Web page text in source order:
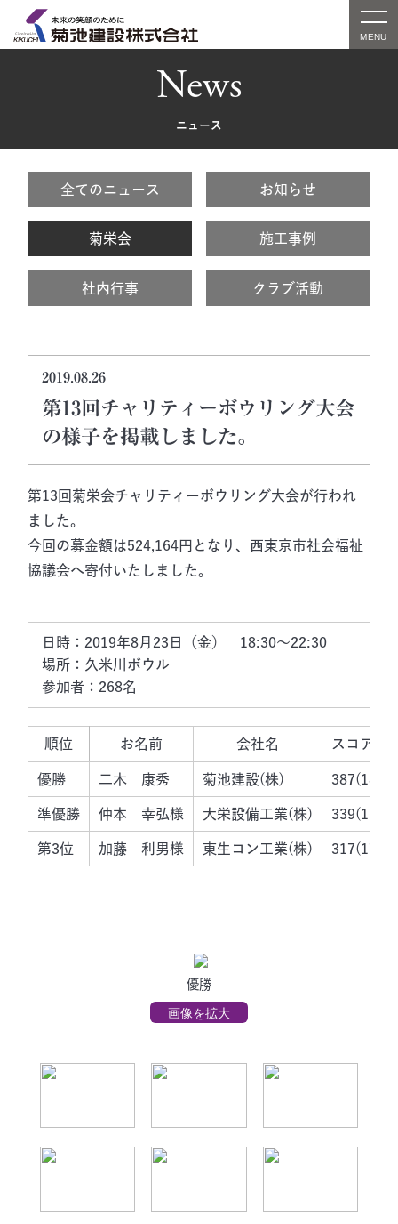
News
ニュース
全てのニュース お知らせ
菊栄会 施工事例
社内行事 クラブ活動
2019.08.26
第13回チャリティーボウリング大会
の様子を掲載しました。
第13回菊栄会チャリティーボウリング大会が行われ
ました。
今回の募金額は524,164円となり、西東京市社会福祉
協議会へ寄付いたしました。
日時：2019年8月23日（金）　18:30～22:30
場所：久米川ボウル
順位 お名前 会社名 スコア
優勝 二木 康秀 菊池建設(株) 387(185/
準優勝 仲本 幸弘様 大栄設備工業(株) 339(167/
第3位 加藤 利男様 東生コン工業(株) 317(177/
優勝
画像を拡大